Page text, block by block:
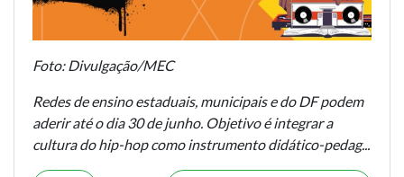
Foto: Divulgação/MEC
Redes de ensino estaduais, municipais e do DF podem
aderir até o dia 30 de junho. Objetivo é integrar a
cultura do hip-hop como instrumento didático-pedag...